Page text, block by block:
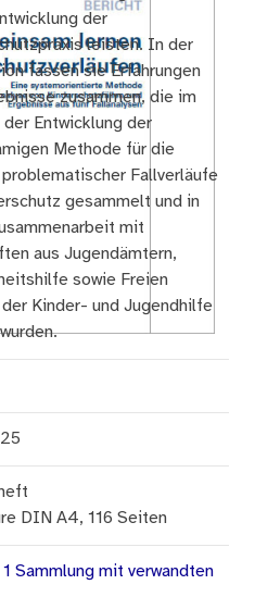
der
leisten. In der
fassen sie Erfahrungen
zusammen, die im
der Entwicklung der
Methode für die
problematischer Fallverläufe
gesammelt und in
mit
aus Jugendämtern,
sowie Freien
der Kinder- und Jugendhilfe
DIN A4, 116 Seiten
Sammlung mit verwandten